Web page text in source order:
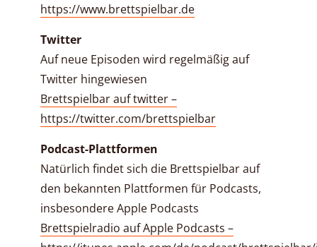
https://www.brettspielbar.de
Twitter
Auf neue Episoden wird regelmäßig auf
Twitter hingewiesen
Brettspielbar auf twitter –
https://twitter.com/brettspielbar
Podcast-Plattformen
Natürlich findet sich die Brettspielbar auf
den bekannten Plattformen für Podcasts,
insbesondere Apple Podcasts
Brettspielradio auf Apple Podcasts –